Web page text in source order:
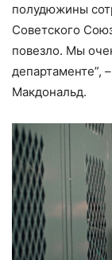
полудюжины
Советского
повезло. Мы
департаменте”,
Макдональд.